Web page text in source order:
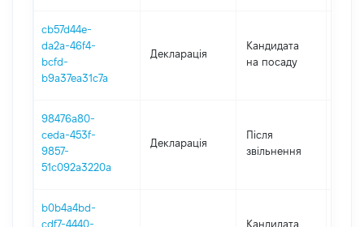
cb57d44e-
da2a-46f4-
bcfd-
b9a37ea31c7a
Декларація
Кандидата
на посаду
98476a80-
ceda-453f-
9857-
51c092a3220a
Декларація
Після
звільнення
b0b4a4bd-
cdf7-4440-
Кандидата